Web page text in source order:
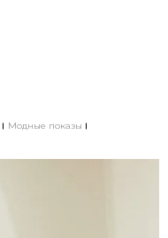
Модные показы